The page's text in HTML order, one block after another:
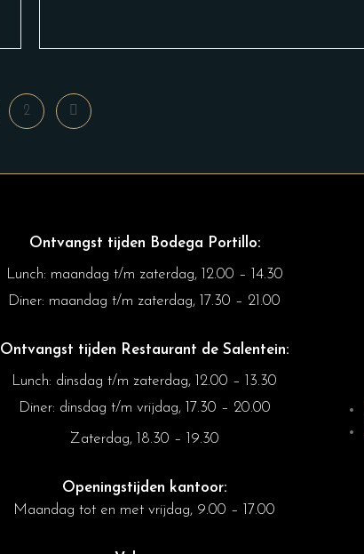
2
Ontvangst tijden Bodega Portillo:
Lunch: maandag t/m zaterdag, 12.00 – 14.30
Diner: maandag t/m zaterdag, 17.30 – 21.00
Ontvangst tijden Restaurant de Salentein:
Lunch: dinsdag t/m zaterdag, 12.00 – 13.30
Diner: dinsdag t/m vrijdag, 17.30 – 20.00
Zaterdag, 18.30 – 19.30
Openingstijden kantoor:
Maandag tot en met vrijdag, 9.00 – 17.00